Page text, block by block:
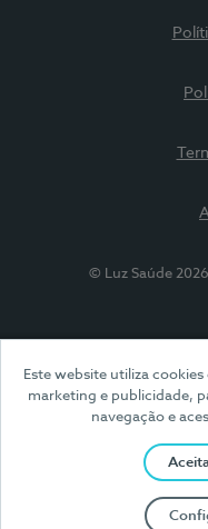
Este website utiliza
marketing e publicidade,
navegação e
© Luz Saúde